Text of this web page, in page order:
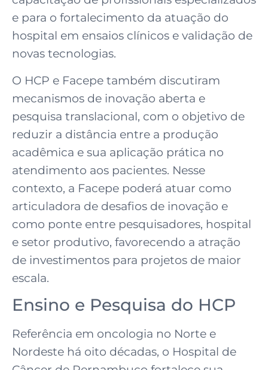
e para o fortalecimento da atuação do
hospital em ensaios clínicos e validação de
novas tecnologias.
O HCP e Facepe também discutiram
mecanismos de inovação aberta e
pesquisa translacional, com o objetivo de
reduzir a distância entre a produção
acadêmica e sua aplicação prática no
atendimento aos pacientes. Nesse
contexto, a Facepe poderá atuar como
articuladora de desafios de inovação e
como ponte entre pesquisadores, hospital
e setor produtivo, favorecendo a atração
de investimentos para projetos de maior
escala.
Ensino e Pesquisa do HCP
Referência em oncologia no Norte e
Nordeste há oito décadas, o Hospital de